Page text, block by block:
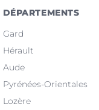
DÉPARTEMENTS
Gard
Hérault
Aude
Pyrénées-Orientales
Lozère